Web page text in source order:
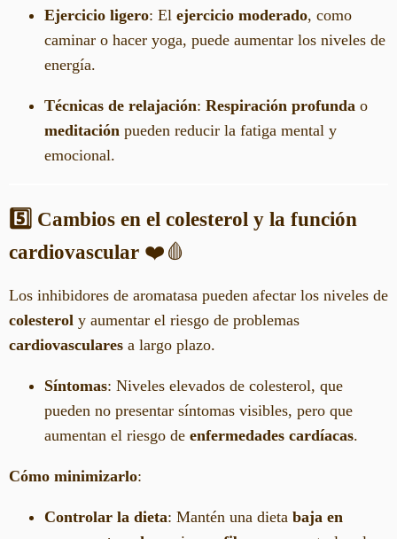
Ejercicio ligero: El ejercicio moderado, como
caminar o hacer yoga, puede aumentar los niveles de
energía.
Técnicas de relajación: Respiración profunda o
meditación pueden reducir la fatiga mental y
emocional.
5️⃣ Cambios en el colesterol y la función
cardiovascular ❤️🩸
Los inhibidores de aromatasa pueden afectar los niveles de
colesterol y aumentar el riesgo de problemas
cardiovasculares a largo plazo.
Síntomas: Niveles elevados de colesterol, que
pueden no presentar síntomas visibles, pero que
aumentan el riesgo de enfermedades cardíacas.
Cómo minimizarlo:
Controlar la dieta: Mantén una dieta baja en